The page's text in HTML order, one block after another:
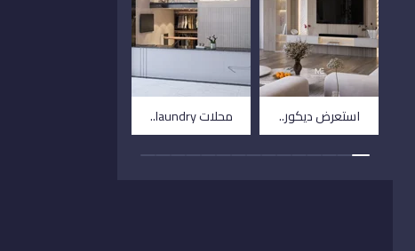
استعرض ديكور.. محلات laundry..